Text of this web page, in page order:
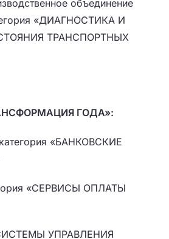
объединение
«ДИАГНОСТИКА И
ТРАНСПОРТНЫХ
ГОДА»:
«БАНКОВСКИЕ
«СЕРВИСЫ ОПЛАТЫ
УПРАВЛЕНИЯ